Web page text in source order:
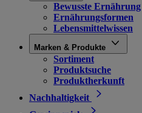
Bewusste Ernährung
Ernährungsformen
Lebensmittelwissen
Marken & Produkte
Sortiment
Produktsuche
Produktherkunft
Nachhaltigkeit